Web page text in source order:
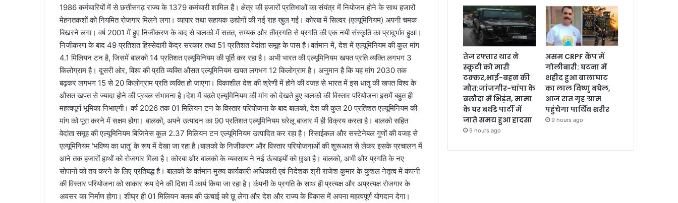
1986 कर्मचारियों में से छत्तीसगढ़ राज्य के 1379 कर्मचारी शामिल हैं। क्षेत्र की हजारों प्रतिभाओं का संयंत्र में नियोजन होने के साथ हजारों
मेहनतकशों को नियमित रोजगार मिलने लगा। व्यापार तथा सहायक उद्योगों की नई राह खुल गई। कोरबा में सिल्वर (एल्यूमिनियम) अपनी चमक
बिखरने लगा। वर्ष 2001 में हुए निजीकरण के बाद से बालको में सतत, सम्यक और तीव्रगति से प्रगति की एक नयी संस्कृति का प्रादुर्भाव हुआ।
निजीकरण के बाद 49 प्रतिशत हिस्सेदारी केंद्र सरकार तथा 51 प्रतिशत वेदांता समूह के पास है।वर्तमान में, देश में एल्यूमिनियम की कुल मांग
4.1 मिलियन टन है, जिसमें बालको 14 प्रतिशत एल्यूमिनियम की पूर्ति कर रहा है। अभी भारत की एल्यूमिनियम खपत प्रति व्यक्ति लगभग 3
किलोग्राम है। दूसरी ओर, विश्व की प्रति व्यक्ति औसत एल्यूमिनियम खपत लगभग 12 किलोग्राम है। अनुमान है कि यह मांग 2030 तक
बढ़कर लगभग 15 से 20 किलोग्राम प्रति व्यक्ति हो जाएगा। विकाशील देश की श्रेणी में होने की वजह से भारत में इस धातु की खपत विश्व के
औसत खपत से ज्यादा होने की प्रबल संभावना है।देश में बढ़ते एल्यूमिनियम की मांग को देखते हुए बालको की विस्तार परियोजना इसमें बहुत ही
महत्वपूर्ण भूमिका निभाएगी। वर्ष 2026 तक 01 मिलियन टन के विस्तार परियोजना के बाद बालको, देश की कुल 20 प्रतिशत एल्यूमिनियम की
मांग को पूरा करने में सक्षम होगा। बालको, अपने उत्पादन का 90 प्रतिशत एल्यूमिनियम घरेलू बाजार में ही विक्रय करता है। बालको सहित
वेदांता समूह की एल्यूमिनियम बिजिनेस कुल 2.37 मिलियन टन एल्यूमिनियम उत्पादित कर रहा है। रिसाईकल और सस्टेनेबल गुणों की वजह से
एल्यूमिनियम ‘भविष्य का धातु’ के रूप में देखा जा रहा है।बालको के निजीकरण और विस्तार परियोजनाओं की शुरूआत से लेकर इसके प्रचालन में
आने तक हजारों हाथों को रोजगार मिला है। कोरबा और बालको के व्यवसाय ने नई ऊंचाइयों को छुआ है। बालको, अभी और प्रगति के नए
सोपानों को तय करने के लिए प्रतिबद्ध है। बालको के वर्तमान मुख्य कार्यकारी अधिकारी एवं निदेशक श्री राजेश कुमार के कुशल नेतृत्व में कंपनी
की विस्तार परियोजना को साकार रूप देने की दिशा में कार्य किया जा रहा है। कंपनी के प्रगति के साथ ही प्रत्यक्ष और अप्रत्यक्ष रोजगार के
अवसर का निर्माण होगा। शीघ्र ही 01 मिलियन क्लब की ऊंचाई को छू लेगा और देश और राज्य के विकास में अपना महत्वपूर्ण योगदान देगा।
तेज रफ्तार थार ने
स्कूटी को मारी
टक्कर,भाई-बहन की
मौत:जांजगीर-चांपा के
बलौदा में भिड़ंत, मामा
के घर बर्थडे पार्टी में
जाते समय हुआ हादसा
9 hours ago
असम CRPF कैंप में
गोलीबारी: घटना में
शहीद हुआ बालाघाट
का लाल विष्णु बघेल,
आज रात गृह ग्राम
पहुंचेगा पार्थिव शरीर
9 hours ago